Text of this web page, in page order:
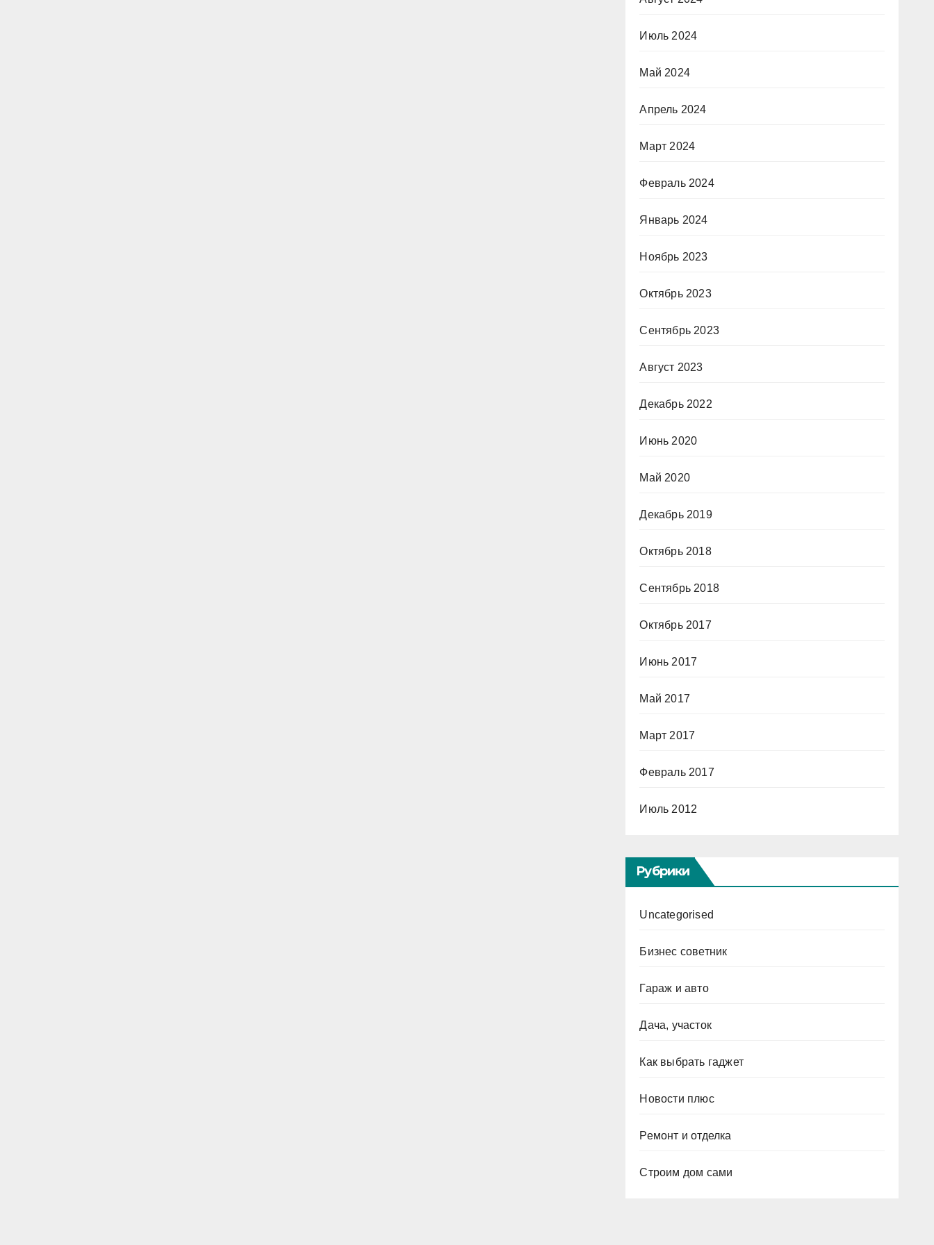
Июль 2024
Май 2024
Апрель 2024
Март 2024
Февраль 2024
Январь 2024
Ноябрь 2023
Октябрь 2023
Сентябрь 2023
Август 2023
Декабрь 2022
Июнь 2020
Май 2020
Декабрь 2019
Октябрь 2018
Сентябрь 2018
Октябрь 2017
Июнь 2017
Май 2017
Март 2017
Февраль 2017
Июль 2012
Рубрики
Uncategorised
Бизнес советник
Гараж и авто
Дача, участок
Как выбрать гаджет
Новости плюс
Ремонт и отделка
Строим дом сами